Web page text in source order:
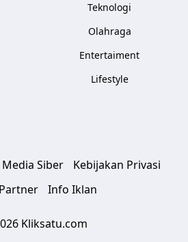
Teknologi
Olahraga
Entertaiment
Lifestyle
Siber
Kebijakan Privasi
Info Iklan
Kliksatu.com